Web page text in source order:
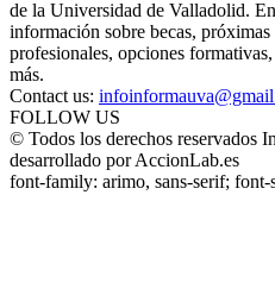
de la Universidad de Valladolid.
información sobre becas,
profesionales, opciones
más.
Contact us:
FOLLOW US
© Todos los derechos reservados
desarrollado por AccionLab.es
font-family: arimo, sans-serif;